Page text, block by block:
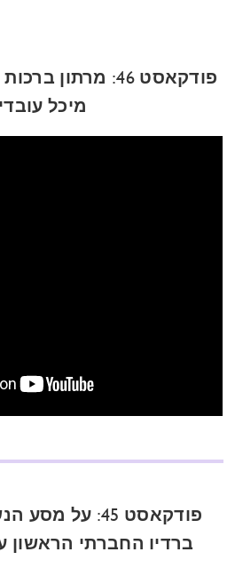
פודקאסט 46:
מיכל
פודקאסט 45: על
ברדיו החברתי הראשון